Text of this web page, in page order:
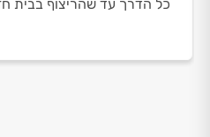
כל הדרך עד שהריצוף בבית